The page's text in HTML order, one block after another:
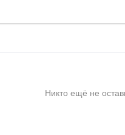
Никто ещё не